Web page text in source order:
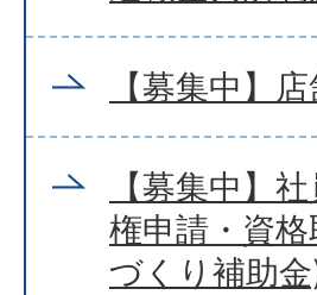
【募集中】
【募集中】
権申請・資
づくり補助